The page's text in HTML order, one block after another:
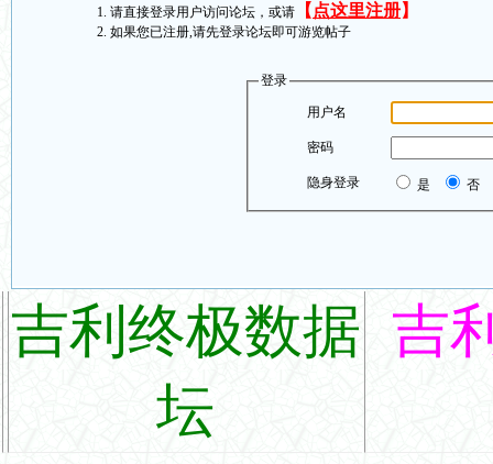
请直接登录用户访问论坛，或请 【 点这里注册】
如果您已注册,请先登录论坛即可游览帖子
登录
用户名
密码
隐身登录 是 否
吉利终极数据
坛
吉